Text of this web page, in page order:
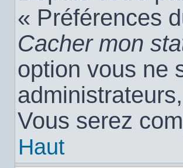
« Préférences
Cacher mon
option vous ne
Vous serez
Haut